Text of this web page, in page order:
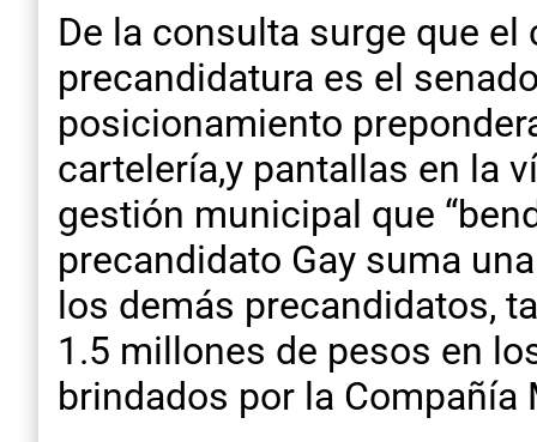
De la consulta surge que
precandidatura es el
posicionamiento
cartelería,y pantallas en la
gestión municipal que
precandidato Gay suma
los demás precandidatos,
1.5 millones de pesos en
brindados por la Compañía